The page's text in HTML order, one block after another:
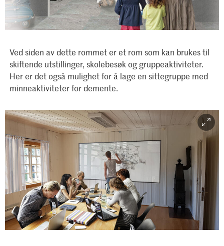
Ved siden av dette rommet er et rom som kan brukes til
skiftende utstillinger, skolebesøk og gruppeaktiviteter.
Her er det også mulighet for å lage en sittegruppe med
minneaktiviteter for demente.